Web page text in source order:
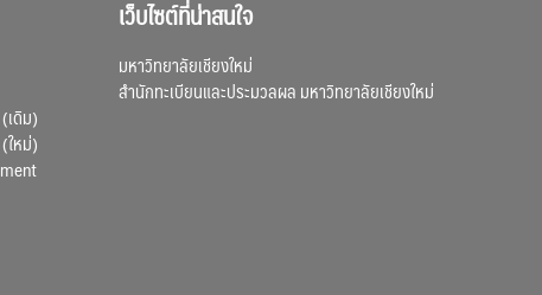
เดิม)
ใหม่)
เว็บไซต์ที่น่าสนใจ
มหาวิทยาลัยเชียงใหม่
สำนักทะเบียนและประมวลผล มหาวิทยาลัยเชียงใหม่